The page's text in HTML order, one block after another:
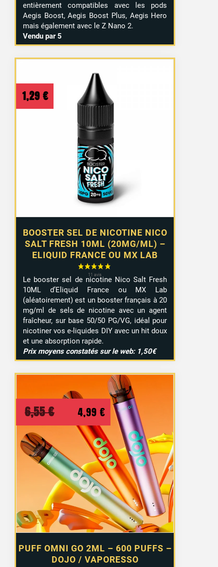
entièrement compatibles avec les pods
Aegis Boost, Aegis Boost Plus, Aegis Hero
mais également avec le Z Nano 2.
Vendu par 5
BOOSTER SEL DE NICOTINE NICO
SALT FRESH 10ML (20MG/ML) –
ELIQUID FRANCE OU MX LAB
1,29 €
Le booster sel de nicotine Nico Salt Fresh
10ML d’Eliquid France ou MX Lab
(aléatoirement) est un booster français à 20
mg/ml de sels de nicotine avec un agent
fraîcheur, sur base 50/50 PG/VG, idéal pour
nicotiner vos e-liquides DIY avec un hit doux
et une absorption rapide.
Prix moyens constatés sur le web: 1,50€
PUFF OMNI GO 2ML – 600 PUFFS –
DOJO / VAPORESSO
6,55€
Le
prix
initial
était :
6,55 €.
4,99 € Le
prix
actuel
est :
4,99 €.